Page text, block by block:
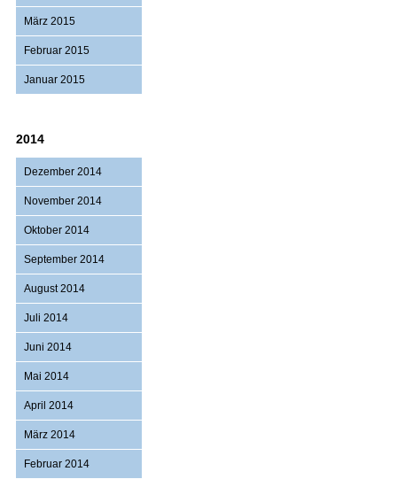
März 2015
Februar 2015
Januar 2015
2014
Dezember 2014
November 2014
Oktober 2014
September 2014
August 2014
Juli 2014
Juni 2014
Mai 2014
April 2014
März 2014
Februar 2014